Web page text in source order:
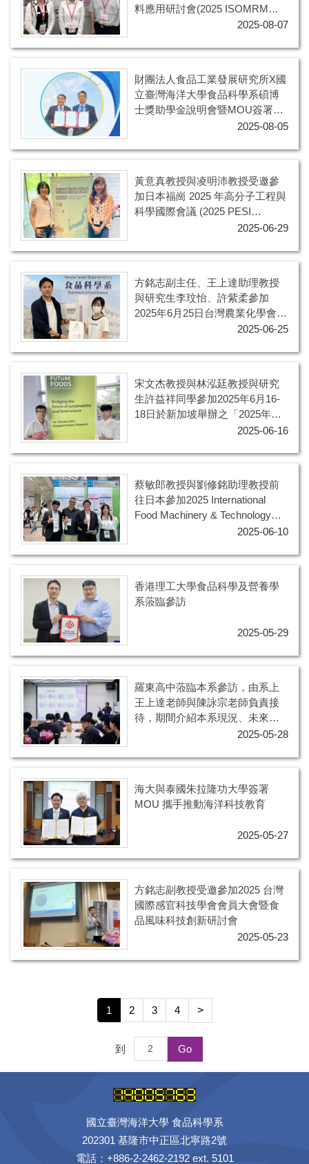
料應用研討會(2025 ISOMRM
The 7th International Symposium
Medicine)
2025-08-07
財團法人食品工業發展研究所X國
立臺灣海洋大學食品科學系碩博
士獎助學金說明會暨MOU簽署典
2025-08-05
黃意真教授與凌明沛教授受邀參
加日本福崗 2025 年高分子工程與
科學國際會議 (2025 PESI
Polymer Engineering & Science
2025-06-29
方銘志副主任、王上達助理教授
與研究生李玟怡、許紫柔參加
2025年6月25日台灣農業化學會
114年度研討會暨第63次會員大會
2025-06-25
宋文杰教授與林泓廷教授與研究
生許益祥同學參加2025年6月16-
18日於新加坡舉辦之「2025年未
來食品大會-連結永續發展與食品
2025-06-16
蔡敏郎教授與劉修銘助理教授前
往日本參加2025 International
Food Machinery & Technology
Exhibition (FOOMA JAPAN
13, 2025, Tokyo Big Sight, Japan
2025-06-10
香港理工大學食品科學及營養學
系蒞臨參訪
2025-05-29
羅東高中蒞臨本系參訪，由系上
王上達老師與陳詠宗老師負責接
待，期間介紹本系現況、未來發
展、畢業出路與招生入學管道，
心
2025-05-28
海大與泰國朱拉隆功大學簽署
MOU 攜手推動海洋科技教育
2025-05-27
方銘志副教授受邀參加2025 台灣
國際感官科技學會會員大會暨食
品風味科技創新研討會
2025-05-23
1 2 3 4 >
到 Go
國立臺灣海洋大學 食品科學系
202301 基隆市中正區北寧路2號
電話：+886-2-2462-2192 ext. 5101